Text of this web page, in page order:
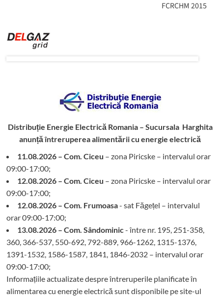
FCRCHM 2015
Distribuție Energie Electrică Romania – Sucursala Harghita
anunță întreruperea alimentării cu energie electrică
11.08.2026 – Com. Ciceu – zona Piricske – intervalul orar
09:00-17:00;
12.08.2026 – Com. Ciceu – zona Piricske – intervalul orar
09:00-17:00;
12.08.2026 – Com. Frumoasa- sat Făgețel – intervalul
orar 09:00-17:00;
13.08.2026 – Com. Sândominic- între nr. 195, 251-358,
360, 366-537, 550-692, 792-889, 966-1262, 1315-1376,
1391-1532, 1586-1587, 1841, 1846-2032 – intervalul orar
09:00-17:00;
Informațiile actualizate despre întreruperile planificate în
alimentarea cu energie electrică sunt disponibile pe site-ul